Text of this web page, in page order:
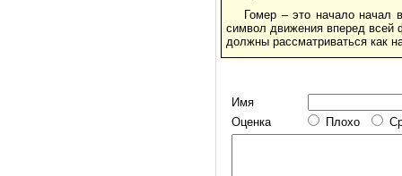
Гомер – это начало начал
символ движения вперед всей
должны рассматриваться как
Имя
Оценка
Плохо